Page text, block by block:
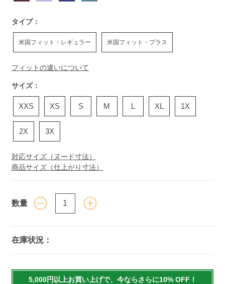
タイプ：
米国フィット・レギュラー 米国フィット・プラス
フィットの違いについて
サイズ：
XXS XS S M L XL 1X
2X 3X
対応サイズ（ヌード寸法）
商品サイズ（仕上がり寸法）
数量
在庫状況：
to
5,000円以上お買い上げで、今ならさらに10% OFF！